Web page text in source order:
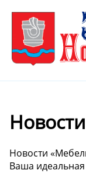
Новости
Ваша